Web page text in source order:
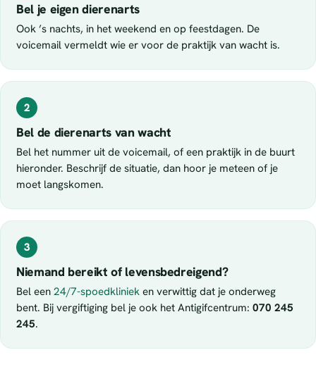
Bel je eigen dierenarts
Ook ’s nachts, in het weekend en op feestdagen. De
voicemail vermeldt wie er voor de praktijk van wacht is.
2
Bel de dierenarts van wacht
Bel het nummer uit de voicemail, of een praktijk in de buurt
hieronder. Beschrijf de situatie, dan hoor je meteen of je
moet langskomen.
3
Niemand bereikt of levensbedreigend?
Bel een 24/7-spoedkliniek en verwittig dat je onderweg
bent. Bij vergiftiging bel je ook het Antigifcentrum: 070 245
245.